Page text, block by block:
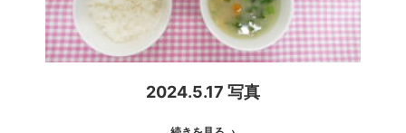
2024.5.17 写真